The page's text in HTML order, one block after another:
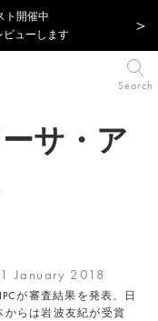
ト開催中
ビューします
Search
サ・ア
January 2018
が審査結果を発表、日
からは岩波友紀が受賞